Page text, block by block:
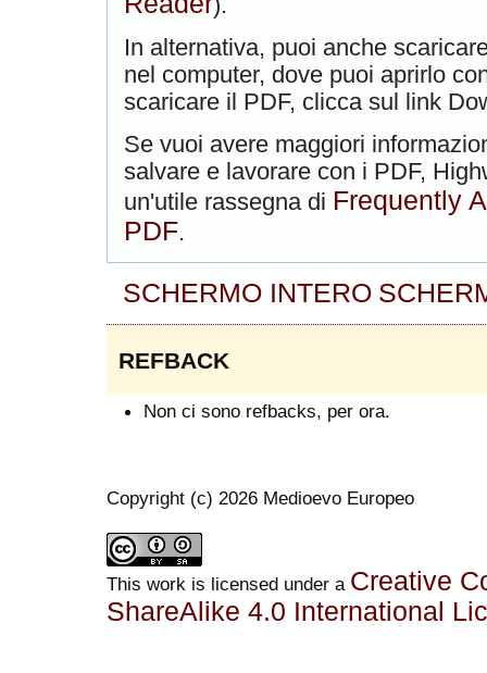
In alternativa, puoi anche
nel computer, dove puoi aprirlo
scaricare il PDF, clicca sul link
Se vuoi avere maggiori
salvare e lavorare con i PDF,
un'utile rassegna di Frequently
PDF.
SCHERMO INTERO
REFBACK
Non ci sono refbacks, per ora.
Copyright (c) 2026 Medioevo Europeo
This work is licensed under a Creative
ShareAlike 4.0 International